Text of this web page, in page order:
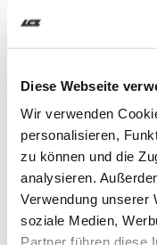
Diese Webseite
Wir verwenden
personalisieren,
zu können und die
analysieren.
Verwendung unserer
soziale Medien,
Partner führen diese
Link zu den World
(MAS)
Ähnliche